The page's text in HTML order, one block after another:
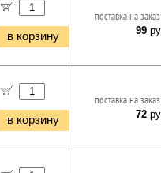
в корзину
поставка на
99
в корзину
поставка на
72